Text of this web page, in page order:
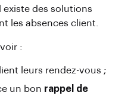
existe des solutions
les absences client.
:
leurs rendez-vous ;
un bon rappel de